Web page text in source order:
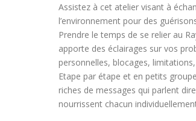
Assistez à cet atelier visant à
l’environnement pour des
Prendre le temps de se relier au
apporte des éclairages sur vos
personnelles, blocages,
Etape par étape et en petits
riches de messages qui parlent
nourrissent chacun